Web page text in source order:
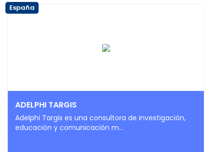
España
ADELPHI TARGIS
Adelphi Targis es una consultora de investigación,
educación y comunicación m...